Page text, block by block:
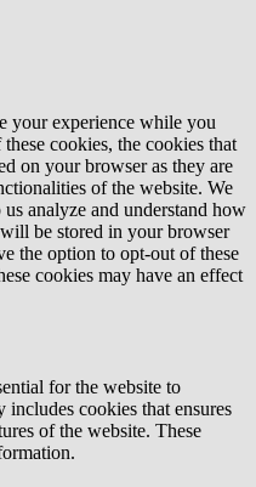
your experience while you
cookies, the cookies that
on your browser as they are
of the website. We
analyze and understand how
be stored in your browser
the option to opt-out of these
cookies may have an effect
for the website to
cookies that ensures
of the website. These